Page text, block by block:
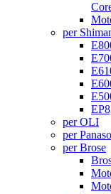
per
per OLI
per
per Brose